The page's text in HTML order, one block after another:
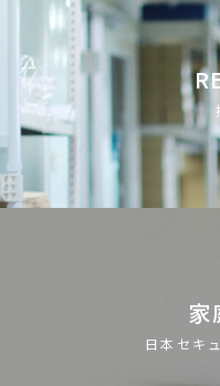
家
日本セキ